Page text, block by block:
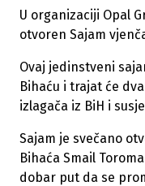
U organizaciji Opal
otvoren Sajam
Ovaj jedinstveni
Bihaću i trajat će
izlagača iz BiH i
Sajam je svečano
Bihaća Smail
dobar put da se